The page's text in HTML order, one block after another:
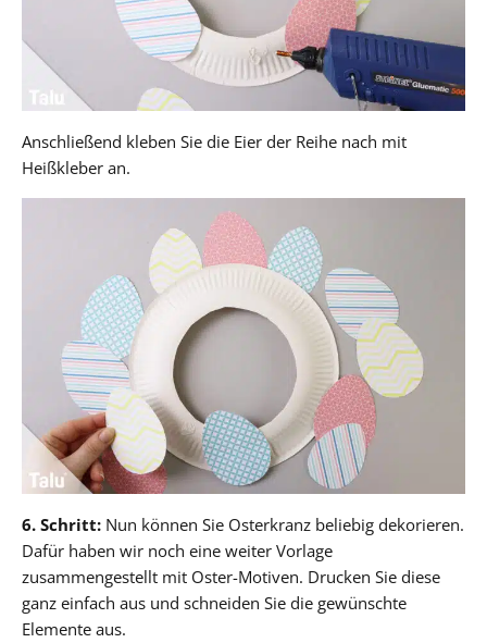
Anschließend kleben Sie die Eier der Reihe nach mit
Heißkleber an.
6. Schritt: Nun können Sie Osterkranz beliebig dekorieren.
Dafür haben wir noch eine weiter Vorlage
zusammengestellt mit Oster-Motiven. Drucken Sie diese
ganz einfach aus und schneiden Sie die gewünschte
Elemente aus.